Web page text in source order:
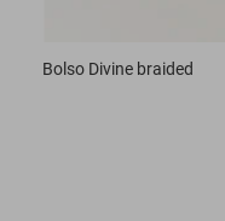
Bolso Divine braided